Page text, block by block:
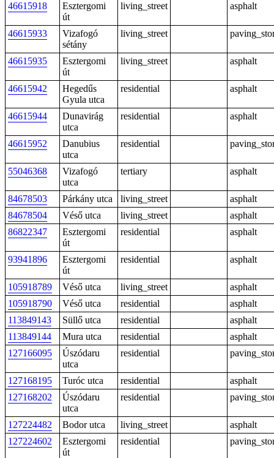
46615918
Esztergomi
út
living_street asphalt
46615933
Vizafogó
sétány
living_street
46615935
Esztergomi
út
living_street asphalt
46615942
Hegedűs
Gyula utca
residential asphalt
46615944
Dunavirág
utca
residential asphalt
46615952
Danubius
utca
residential
55046368
Vizafogó
utca
tertiary asphalt
84678503 Párkány utca living_street
asphalt
84678504
Véső utca living_street
asphalt
86822347
Esztergomi
út
residential asphalt
93941896
Esztergomi
út
residential asphalt
105918789 Véső utca living_street
asphalt
105918790
Véső utca residential
asphalt
113849143
Süllő utca residential
asphalt
113849144
Mura utca residential
asphalt
127166095
Úszódaru
utca
residential
127168195 Turóc utca residential
asphalt
127168202
Úszódaru
utca
residential
127224482 Bodor utca living_street
asphalt
127224602
Esztergomi
út
residential